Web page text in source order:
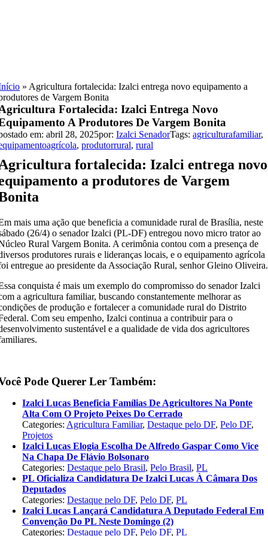
» Agricultura fortalecida: Izalci entrega novo equipamento a
de Vargem Bonita
Fortalecida: Izalci Entrega Novo
A Produtores De Vargem Bonita
em: abril 28, 2025por:Izalci SenadorTags:agriculturafamiliar,
,produtorrural,rural
fortalecida: Izalci entrega novo
a produtores de Vargem
mais uma ação que beneficia a comunidade rural de Brasília, neste
(26/4) o senador Izalci (PL-DF) entregou novo micro trator ao
Rural Vargem Bonita. A cerimônia contou com a presença de
produtores rurais e lideranças locais, e o equipamento agrícola
entregue ao presidente da Associação Rural, senhor Gleino Oliveira.
conquista é mais um exemplo do compromisso do senador Izalci
a agricultura familiar, buscando constantemente melhorar as
de produção e fortalecer a comunidade rural do Distrito
Com seu empenho, Izalci continua a contribuir para o
sustentável e a qualidade de vida dos agricultores
Pode Querer Ler Também:
Izalci Lucas Beneficia Famílias De Agricultores Na Ponte
Alta Com O Projeto Peixes Do Cerrado
Categories: Agricultura Familiar,Destaque pelo DF,Pelo DF,
Projetos
Izalci Lucas Elogia Escolha De Alfredo Gaspar Como Vice
Na Chapa De Flávio Bolsonaro
Categories:Destaque pelo Brasil,Pelo Brasil,PL
PL Oficializa Candidatura De Izalci Lucas À Câmara Dos
Deputados
Categories:Destaque pelo DF,Pelo DF,PL
Izalci Lucas Lançará Candidatura A Deputado Federal Em
Convenção Do PL Neste Domingo (2)
Categories:Destaque pelo DF,Pelo DF,PL